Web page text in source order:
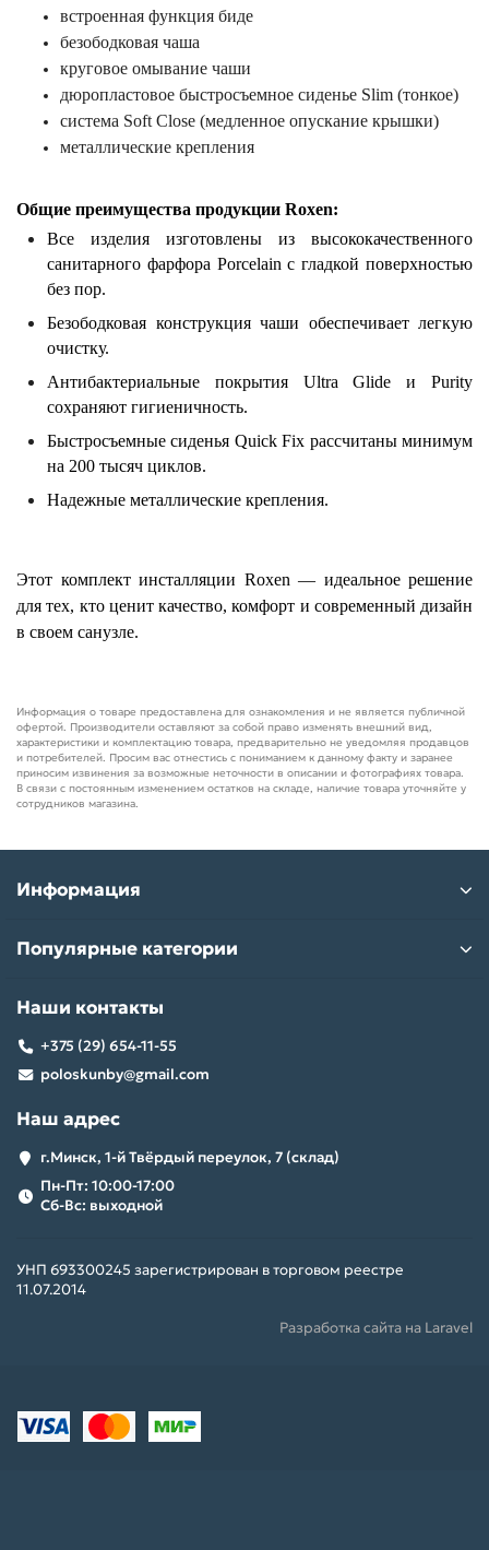
встроенная функция биде
безободковая чаша
круговое омывание чаши
дюропластовое быстросъемное сиденье Slim (тонкое)
система Soft Close (медленное опускание крышки)
металлические крепления
Общие преимущества продукции Roxen:
Все изделия изготовлены из высококачественного
санитарного фарфора Porcelain с гладкой поверхностью
без пор.
Безободковая конструкция чаши обеспечивает легкую
очистку.
Антибактериальные покрытия Ultra Glide и Purity
сохраняют гигиеничность.
Быстросъемные сиденья Quick Fix рассчитаны минимум
на 200 тысяч циклов.
Надежные металлические крепления.
Этот комплект инсталляции Roxen — идеальное решение
для тех, кто ценит качество, комфорт и современный дизайн
в своем санузле.
Информация о товаре предоставлена для ознакомления и не является публичной
офертой. Производители оставляют за собой право изменять внешний вид,
характеристики и комплектацию товара, предварительно не уведомляя продавцов
и потребителей. Просим вас отнестись с пониманием к данному факту и заранее
приносим извинения за возможные неточности в описании и фотографиях товара.
В связи с постоянным изменением остатков на складе, наличие товара уточняйте у
сотрудников магазина.
Информация
Популярные категории
Наши контакты
+375 (29) 654-11-55
poloskunby@gmail.com
Наш адрес
г.Минск, 1-й Твёрдый переулок, 7 (склад)
Пн-Пт: 10:00-17:00
Сб-Вс: выходной
УНП 693300245 зарегистрирован в торговом реестре
11.07.2014
Разработка сайта на Laravel